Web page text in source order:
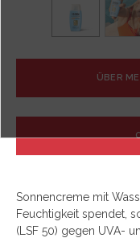
ÜBER
Sonnencreme mit
Feuchtigkeit spendet,
(LSF 50) gegen UVA-